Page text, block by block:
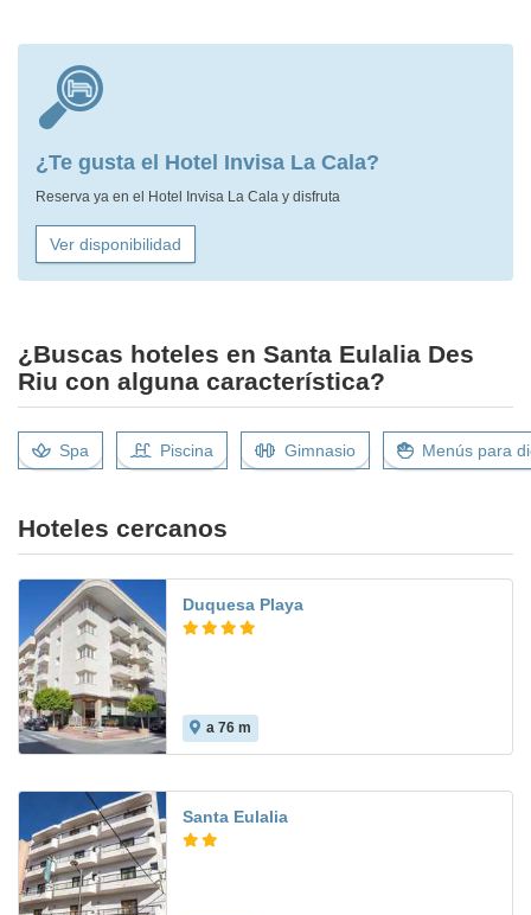
¿Te gusta el Hotel Invisa La Cala?
Reserva ya en el Hotel Invisa La Cala y disfruta
Ver disponibilidad
¿Buscas hoteles en Santa Eulalia Des
Riu con alguna característica?
Spa Piscina Gimnasio Menús para
Hoteles cercanos
Duquesa Playa
a 76 m
Santa Eulalia